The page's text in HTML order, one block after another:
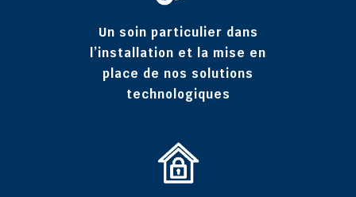
Un soin particulier dans
l’installation et la mise en
place de nos solutions
technologiques